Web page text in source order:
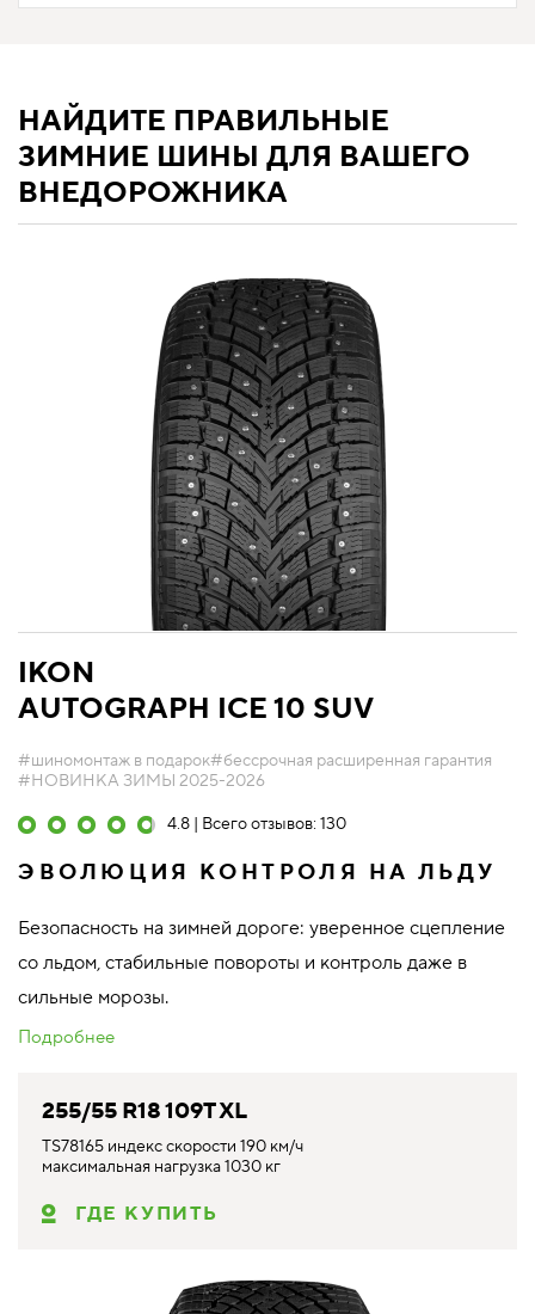
НАЙДИТЕ ПРАВИЛЬНЫЕ
ЗИМНИЕ ШИНЫ ДЛЯ ВАШЕГО
ВНЕДОРОЖНИКА
IKON
AUTOGRAPH ICE 10 SUV
#шиномонтаж в подарок#бессрочная расширенная гарантия
#НОВИНКА ЗИМЫ 2025-2026
4.8 | Всего отзывов: 130
ЭВОЛЮЦИЯ КОНТРОЛЯ НА ЛЬДУ
Безопасность на зимней дороге: уверенное сцепление
со льдом, стабильные повороты и контроль даже в
сильные морозы.
Подробнее
255/55 R18 109T XL
TS78165 индекс скорости 190 км/ч
максимальная нагрузка 1030 кг
ГДЕ КУПИТЬ